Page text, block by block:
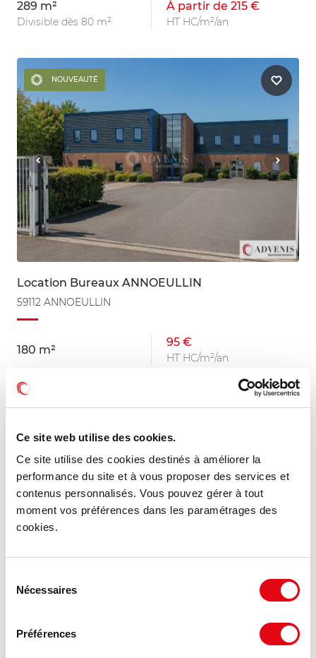
Ce site web utilise des cookies.
Ce site utilise des cookies destinés à améliorer la
performance du site et à vous proposer des services et
contenus personnalisés. Vous pouvez gérer à tout
moment vos préférences dans les paramétrages des
cookies.
Nécessaires
Préférences
289 m²
Divisible dès 80 m²
À partir de 215 €
HT HC/m²/an
NOUVEAUTÉ
Location Bureaux ANNOEULLIN
59112 ANNOEULLIN
180 m²
95 €
HT HC/m²/an
59000 LILLE